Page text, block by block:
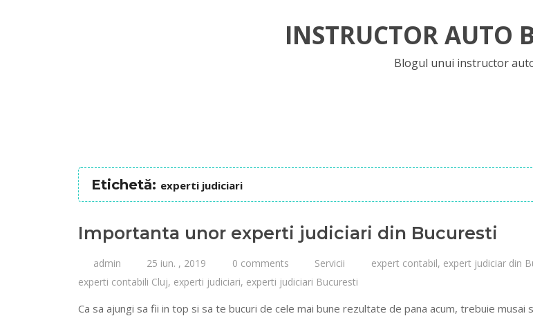
INSTRUCTOR AUTO
Blogul unui instructor
Etichetă: experti judiciari
Importanta unor experti judiciari din Bucuresti
admin 25 iun. , 2019 0 comments Servicii expert contabil, expert judiciar din
experti contabili Cluj, experti judiciari, experti judiciari Bucuresti
Ca sa ajungi sa fii in top si sa te bucuri de cele mai bune rezultate de pana acum, trebuie musai